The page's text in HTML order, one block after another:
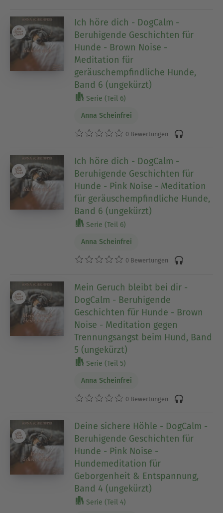
Ich höre dich - DogCalm -
Beruhigende Geschichten für
Hunde - Brown Noise -
Meditation für
geräuschempfindliche Hunde,
Band 6 (ungekürzt)
Serie (Teil 6)
Anna Scheinfrei
0 Bewertungen
Ich höre dich - DogCalm -
Beruhigende Geschichten für
Hunde - Pink Noise - Meditation
für geräuschempfindliche Hunde,
Band 6 (ungekürzt)
Serie (Teil 6)
Anna Scheinfrei
0 Bewertungen
Mein Geruch bleibt bei dir -
DogCalm - Beruhigende
Geschichten für Hunde - Brown
Noise - Meditation gegen
Trennungsangst beim Hund, Band
5 (ungekürzt)
Serie (Teil 5)
Anna Scheinfrei
0 Bewertungen
Deine sichere Höhle - DogCalm -
Beruhigende Geschichten für
Hunde - Pink Noise -
Hundemeditation für
Geborgenheit & Entspannung,
Band 4 (ungekürzt)
Serie (Teil 4)